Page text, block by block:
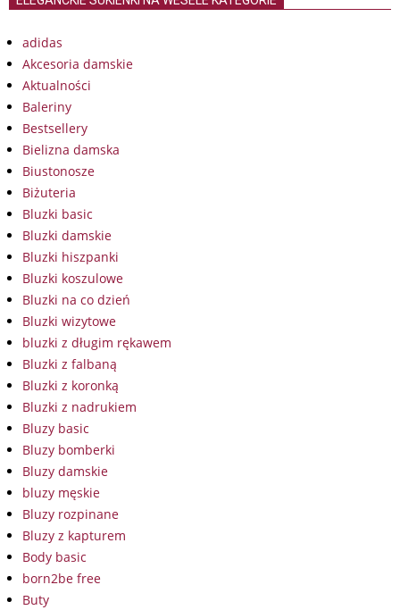
adidas
Akcesoria damskie
Aktualności
Baleriny
Bestsellery
Bielizna damska
Biustonosze
Biżuteria
Bluzki basic
Bluzki damskie
Bluzki hiszpanki
Bluzki koszulowe
Bluzki na co dzień
Bluzki wizytowe
bluzki z długim rękawem
Bluzki z falbaną
Bluzki z koronką
Bluzki z nadrukiem
Bluzy basic
Bluzy bomberki
Bluzy damskie
bluzy męskie
Bluzy rozpinane
Bluzy z kapturem
Body basic
born2be free
Buty